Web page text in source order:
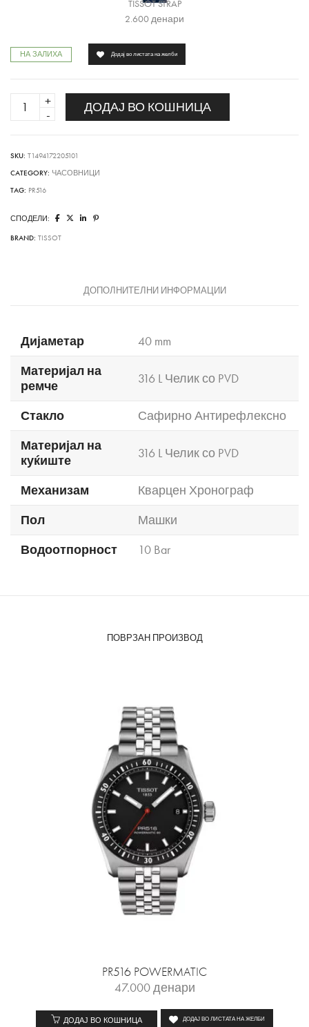
TISSOT STRAP
2.600денари
НА ЗАЛИХА
PR516
CHRONOGRAPH
ДОДАЈ ВО КОШНИЦА
Додај во листата на желби
SKU: T1494172205101
CATEGORY: ЧАСОВНИЦИ
TAG: PR516
СПОДЕЛИ:
BRAND: TISSOT
ДОПОЛНИТЕЛНИ ИНФОРМАЦИИ
Дијаметар
40 mm
Материјал на
ремче
316 L Челик со PVD
Стакло
Сафирно Антирефлексно
Материјал на
куќиште
316 L Челик со PVD
Механизам
Кварцен Хронограф
Пол
Машки
Водоотпорност
10 Bar
ПОВРЗАН ПРОИЗВОД
PR516 POWERMATIC
47.000денари
ДОДАЈ ВО КОШНИЦА ДОДАЈ ВО ЛИСТАТА НА ЖЕЛБИ